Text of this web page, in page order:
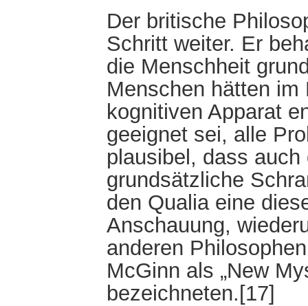
Der britische
Schritt weiter. Er
die Menschheit
Menschen hätten
kognitiven Apparat
geeignet sei, alle
plausibel, dass
grundsätzliche
den Qualia eine
Anschauung,
anderen
McGinn als „New
bezeichneten.[17]